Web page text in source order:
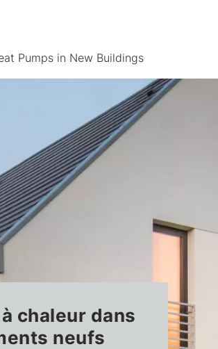
Pumps in New Buildings
chaleur dans
neufs